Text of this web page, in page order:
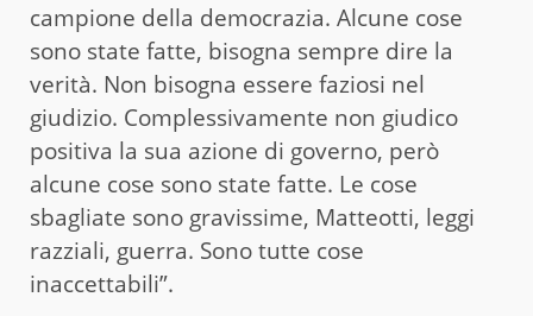
campione della democrazia. Alcune cose
sono state fatte, bisogna sempre dire la
verità. Non bisogna essere faziosi nel
giudizio. Complessivamente non giudico
positiva la sua azione di governo, però
alcune cose sono state fatte. Le cose
sbagliate sono gravissime, Matteotti, leggi
razziali, guerra. Sono tutte cose
inaccettabili”.